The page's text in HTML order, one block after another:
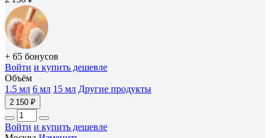
+ 65 бонусов
Войти и купить дешевле
Объём
1.5 мл 6 мл 15 мл Другие продукты
2 150 ₽
Войти и купить дешевле